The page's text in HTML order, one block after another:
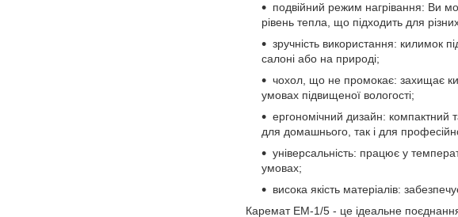
подвійний режим нагрівання: Ви
рівень тепла, що підходить для
зручність використання: килимок
салоні або на природі;
чохол, що не промокає: захищає
умовах підвищеної вологості;
ергономічний дизайн: компактний
для домашнього, так і для
універсальність: працює у
умовах;
висока якість матеріалів:
Каремат ЕМ-1/5 - це ідеальне поєднання